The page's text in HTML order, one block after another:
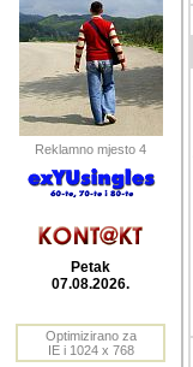
Reklamno mjesto 4
Petak
07.08.2026.
Optimizirano za
IE i 1024 x 768